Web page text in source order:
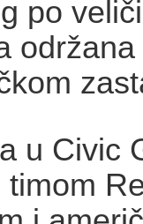
po
u Civic